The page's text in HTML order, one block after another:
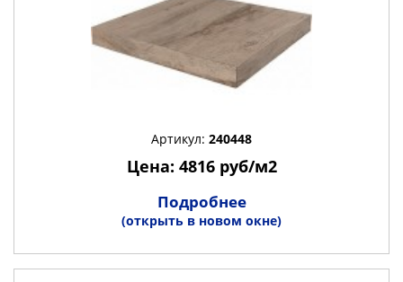
Артикул: 240448
Цена: 4816 руб/м2
Подробнее
(открыть в новом окне)